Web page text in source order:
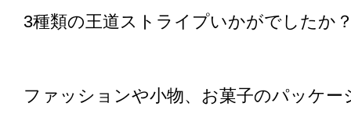
3種類の王道ストライプいかがでしたか
ファッションや小物、お菓子のパッケー